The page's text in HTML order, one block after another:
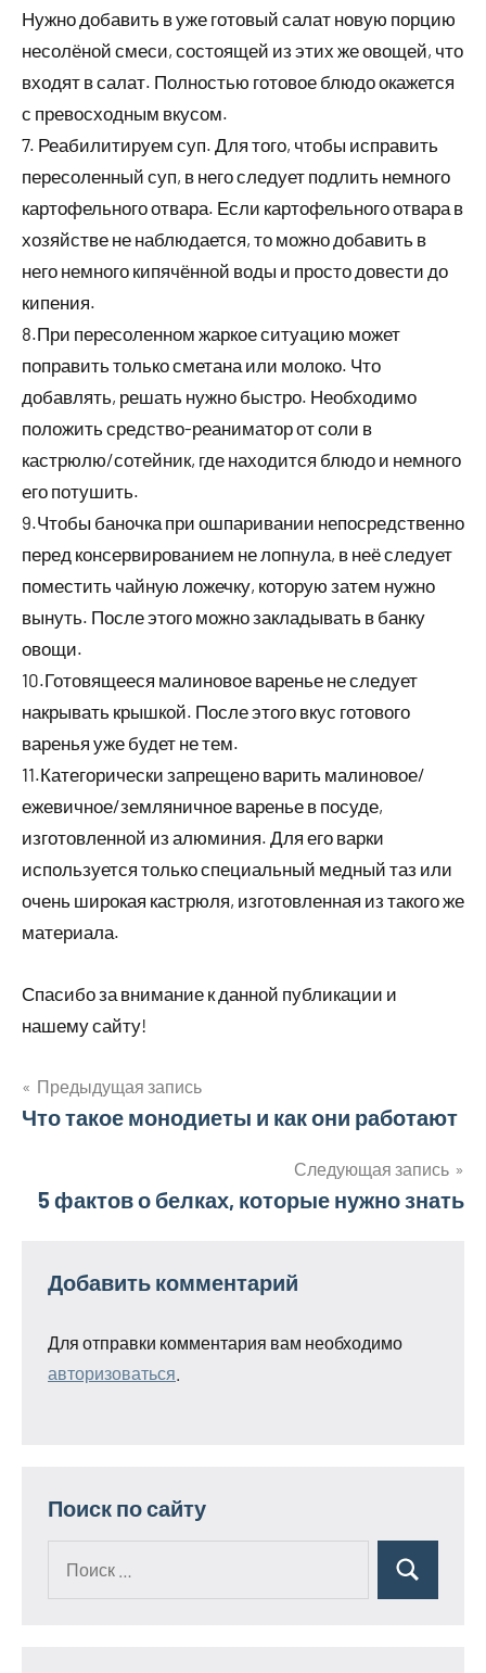
Нужно добавить в уже готовый салат новую порцию
несолёной смеси, состоящей из этих же овощей, что
входят в салат. Полностью готовое блюдо окажется
с превосходным вкусом.
7. Реабилитируем суп. Для того, чтобы исправить
пересоленный суп, в него следует подлить немного
картофельного отвара. Если картофельного отвара в
хозяйстве не наблюдается, то можно добавить в
него немного кипячённой воды и просто довести до
кипения.
8.При пересоленном жаркое ситуацию может
поправить только сметана или молоко. Что
добавлять, решать нужно быстро. Необходимо
положить средство-реаниматор от соли в
кастрюлю/сотейник, где находится блюдо и немного
его потушить.
9.Чтобы баночка при ошпаривании непосредственно
перед консервированием не лопнула, в неё следует
поместить чайную ложечку, которую затем нужно
вынуть. После этого можно закладывать в банку
овощи.
10.Готовящееся малиновое варенье не следует
накрывать крышкой. После этого вкус готового
варенья уже будет не тем.
11.Категорически запрещено варить малиновое/
ежевичное/земляничное варенье в посуде,
изготовленной из алюминия. Для его варки
используется только специальный медный таз или
очень широкая кастрюля, изготовленная из такого же
материала.
Спасибо за внимание к данной публикации и
нашему сайту!
Навигация
записям
Предыдущая запись
Что такое монодиеты и как они работают
Следующая запись
5 фактов о белках, которые нужно знать
Добавить комментарий
Для отправки комментария вам необходимо
авторизоваться
Поиск по сайту
Поиск